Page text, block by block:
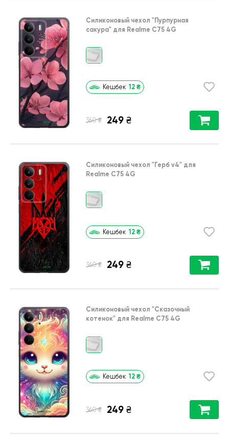
Силиконовый чехол "Пурпурная
сакура" для Realme C75 4G
Кешбек 12 ₴
360 ₴ 249 ₴
Силиконовый чехол "Герб v4" для
Realme C75 4G
Кешбек 12 ₴
360 ₴ 249 ₴
Силиконовый чехол "Сказочный
котенок" для Realme C75 4G
Кешбек 12 ₴
360 ₴ 249 ₴